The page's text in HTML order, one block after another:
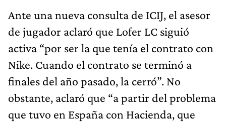
Ante una nueva consulta de ICIJ, el asesor
de jugador aclaró que Lofer LC siguió
activa “por ser la que tenía el contrato con
Nike. Cuando el contrato se terminó a
finales del año pasado, la cerró”. No
obstante, aclaró que “a partir del problema
que tuvo en España con Hacienda, que